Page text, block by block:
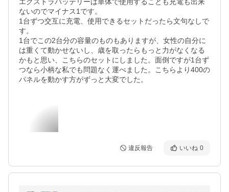
ないのでマイナス1です。
1台ずつ交互に充電、使用できるセットだったら文句なしで
す。
1台でこの2台分の容量のものもありますが、女性の自分に
は重くて動かせないし、歳を取ったらもっと力がなくなる
かもと思い、こちらのセットにしました。面倒ですが1台ず
つなら小柄な私でも問題なく運べました。こちらより400の
パネルを動かす方がずっと大変でした。
違反報告 いいね 0